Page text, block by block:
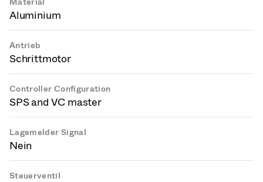
Material
Aluminium
Antrieb
Schrittmotor
Controller Configuration
SPS and VC master
Lagemelder Signal
Nein
Steuerventil